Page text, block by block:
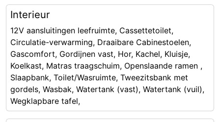
Interieur
12V aansluitingen leefruimte, Cassettetoilet,
Circulatie-verwarming, Draaibare Cabinestoelen,
Gascomfort, Gordijnen vast, Hor, Kachel, Kluisje,
Koelkast, Matras traagschuim, Openslaande ramen ,
Slaapbank, Toilet/Wasruimte, Tweezitsbank met
gordels, Wasbak, Watertank (vast), Watertank (vuil),
Wegklapbare tafel,